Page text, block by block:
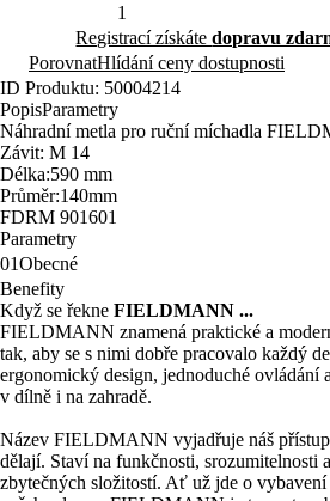
Registrací získátedopravu
PorovnatHlídání ceny dostupnosti
ID Produktu: 50004214
PopisParametry
Náhradní metla pro ruční míchadla
Závit: M 14
Délka:590 mm
Průměr:140mm
FDRM 901601
Parametry
01Obecné
Benefity
Když se řekne FIELDMANN ...
FIELDMANN znamená praktické a
tak, aby se s nimi dobře pracovalo každý
ergonomický design, jednoduché ovládání
v dílně i na zahradě.
Název FIELDMANN vyjadřuje náš
dělají. Staví na funkčnosti, srozumitelnosti
zbytečných složitostí. Ať už jde o